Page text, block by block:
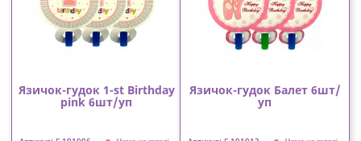
Язичок-гудок 1-st Birthday
pink 6шт/уп
Язичок-гудок Балет 6шт/
уп